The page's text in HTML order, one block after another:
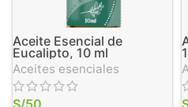
Aceite Esencial de
Eucalipto, 10 ml
Aceites esenciales